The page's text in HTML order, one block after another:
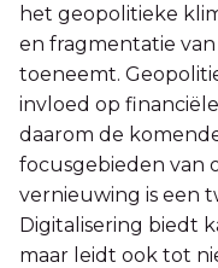
het geopolitieke
en fragmentatie
toeneemt.
invloed op
daarom de
focusgebieden van
vernieuwing is een
Digitalisering biedt
maar leidt ook tot